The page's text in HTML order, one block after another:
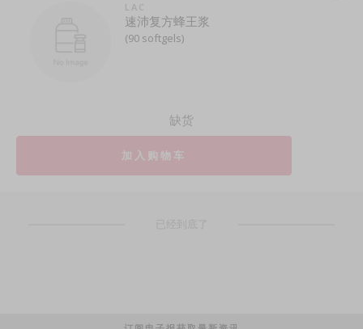
LAC
速沛复方蜂王浆
(90 softgels)
缺货
加入购物车